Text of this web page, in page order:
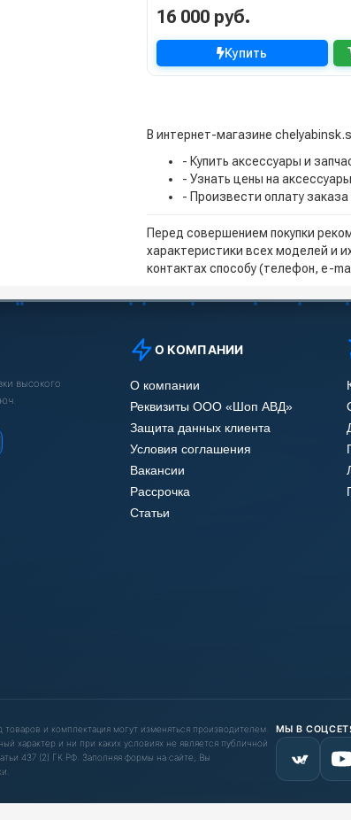
16 000 руб.
Купить
В интернет-магазине
- Купить аксессуары и
- Узнать цены на
- Произвести оплату
Перед совершением покупки
характеристики всех моделей и
контактах способу (телефон, e-
высокого
О КОМПАНИИ
О компании
Реквизиты ООО «Шоп АВД»
Защита данных клиента
Условия соглашения
Вакансии
Рассрочка
Статьи
и комплектация могут изменяться производителем.
характер и ни при каких условиях не является публичной
437 (2) ГК РФ. Заполняя формы на сайте, Вы
МЫ В